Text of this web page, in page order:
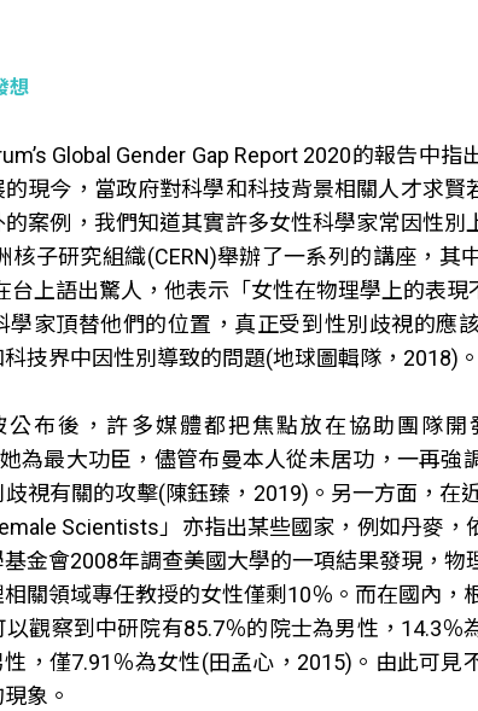
想
Global Gender Gap Report 2020的報告中
現今，當政府對科學和科技背景相關人才求
案例，我們知道其實許多女性科學家常因性
核子研究組織(CERN)舉辦了一系列的講座，其
台上語出驚人，他表示「女性在物理學上的表
學家頂替他們的位置，真正受到性別歧視的應
技界中因性別導致的問題(地球圖輯隊，2018)。
公布後，許多媒體都把焦點放在協助團隊
為最大功臣，儘管布曼本人從未居功，一再強
視有關的攻擊(陳鈺臻，2019)。另一方面，在
Scientists」亦指出某些國家，例如丹麥
金會2008年調查美國大學的一項結果發現，
關領域專任教授的女性僅剩10％。而在國內，
觀察到中研院有85.7％的院士為男性，14.3％
，僅7.91％為女性(田孟心，2015)。由此可
象。